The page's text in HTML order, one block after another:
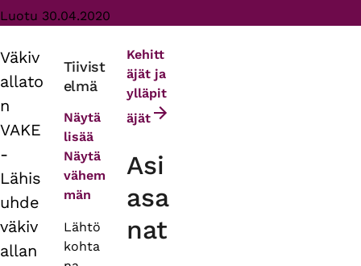
Luotu 30.04.2020
Primary
tabs
Väkiv
allato
n
VAKE
-
Lähis
uhde
väkiv
allan
Tiivist
elmä
Näytä
lisää
Näytä
vähem
män
Lähtö
kohta
Kehitt
äjät ja
ylläpit
äjät
Asi
asa
nat